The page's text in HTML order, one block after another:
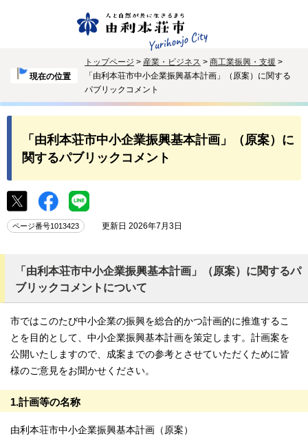
現在の位置
トップページ > 産業・ビジネス > 商工業振興・支援 >
「由利本荘市中小企業振興基本計画」（原案）に関する
パブリックコメント
「由利本荘市中小企業振興基本計画」（原案）に
関するパブリックコメント
ページ番号1013423 更新日 2026年7月3日
「由利本荘市中小企業振興基本計画」（原案）に関するパ
ブリックコメントについて
市ではこのたび中小企業の振興を総合的かつ計画的に推進するこ
とを目的として、中小企業振興基本計画を策定します。計画案を
公開いたしますので、成案までの参考とさせていただくために皆
様のご意見をお聞かせください。
1.計画等の名称
由利本荘市中小企業振興基本計画（原案）